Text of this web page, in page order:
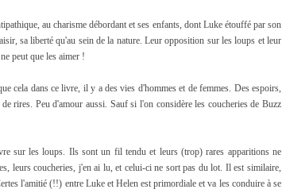
au charisme débordant et ses enfants, dont Luke étouffé par son
sa liberté qu'au sein de la nature. Leur opposition sur les loups et leur
peut que les aimer !
cela dans ce livre, il y a des vies d'hommes et de femmes. Des espoirs,
rires. Peu d'amour aussi. Sauf si l'on considère les coucheries de Buzz
sur les loups. Ils sont un fil tendu et leurs (trop) rares apparitions ne
leurs coucheries, j'en ai lu, et celui-ci ne sort pas du lot. Il est similaire,
l'amitié (!!) entre Luke et Helen est primordiale et va les conduire à se